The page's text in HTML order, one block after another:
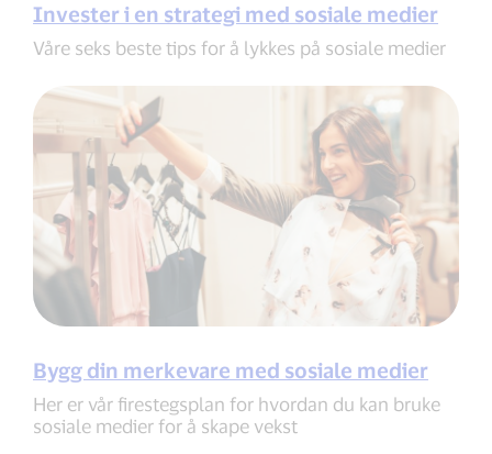
Invester i en strategi med sosiale medier
Våre seks beste tips for å lykkes på sosiale medier
Bygg din merkevare med sosiale medier
Her er vår firestegsplan for hvordan du kan bruke
sosiale medier for å skape vekst